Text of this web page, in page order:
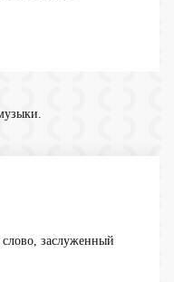
музыки.
заслуженный